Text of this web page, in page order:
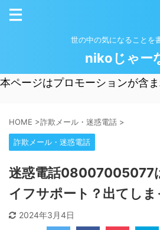
世の中の気になることを
nikoじゃー
本ページはプロモーションが含
HOME >詐欺メール・迷惑電話 >
詐欺メール・迷惑電話
迷惑電話08007005077
イフサポート？出てしま
2024年3月4日